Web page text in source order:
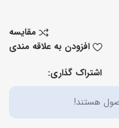
مقایسه
افزودن به علاقه مندی
اشتراک گذاری:
هستند!